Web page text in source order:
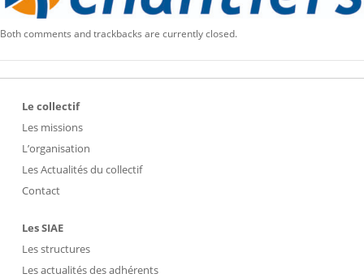
Both comments and trackbacks are currently closed.
Le collectif
Les missions
L’organisation
Les Actualités du collectif
Contact
Les SIAE
Les structures
Les actualités des adhérents